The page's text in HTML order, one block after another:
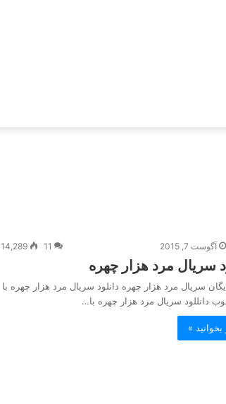
آگوست 7, 2015 11
14,289
سریال مرد هزار چهره
سریال مرد هزار چهره دانلود سریال مرد هزار چهره با
دانللود سریال مرد هزار چهره با…
بخوانید »